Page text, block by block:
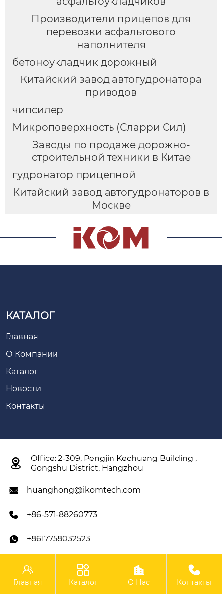
Производители прицепов для
перевозки асфальтового
наполнителя
бетоноукладчик дорожный
Китайский завод автогудронатора
приводов
чипсилер
Микроповерхность (Сларри Сил)
Заводы по продаже дорожно-
строительной техники в Китае
гудронатор прицепной
Китайский завод автогудронаторов в
Москве
КАТАЛОГ
Главная
О Компании
Каталог
Новости
Контакты

Office: 2-309, Pengjin Kechuang Building ,
Gongshu District, Hangzhou
 huanghong@ikomtech.com
 +86-571-88260773
 +8617758032523
IKOM Construction Machinery Co., Ltd.
Copyright ©IKOM Construction Machinery Co., Ltd.

Главная

Каталог

О Нас

Контакты